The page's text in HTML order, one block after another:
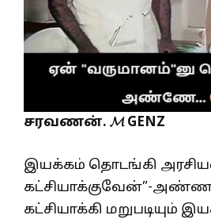
சரவணன். 𝓜 GENZ
இயக்கம் தொடங்கி
கட்சியாக்குவேன்”-
கட்சியாக்கி மறுபடியும்